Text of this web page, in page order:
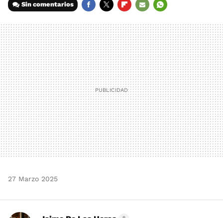
Sin comentarios
MAIL
27 Marzo 2025